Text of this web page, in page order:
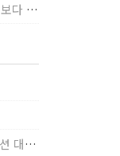
보건대학원 유명순 교수, 국민 68% 확진 판정보다 걸렸단 이유로 비난받는 걸 더 두려해
<서울공대> 웹진, 2020 대한민국 커뮤니케이션 대상 창간사보 부문 최우수상 선정